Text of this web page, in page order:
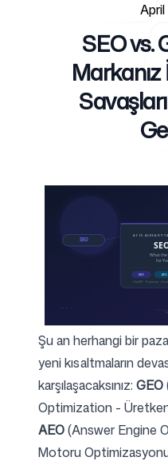
Girişimler İçin
Ajanslar İçin
SEO vs.
Şu an herhangi bir
yeni kısaltmaların
karşılaşacaksınız: GEO
Optimization -
AEO(Answer Engine
Motoru